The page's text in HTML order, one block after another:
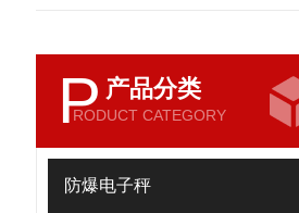
P 产品分类
RODUCT CATEGORY
防爆电子秤